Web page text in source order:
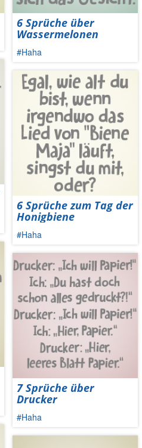
6 Sprüche über
Wassermelonen
#Haha
6 Sprüche zum Tag der
Honigbiene
#Haha
7 Sprüche über
Drucker
#Haha